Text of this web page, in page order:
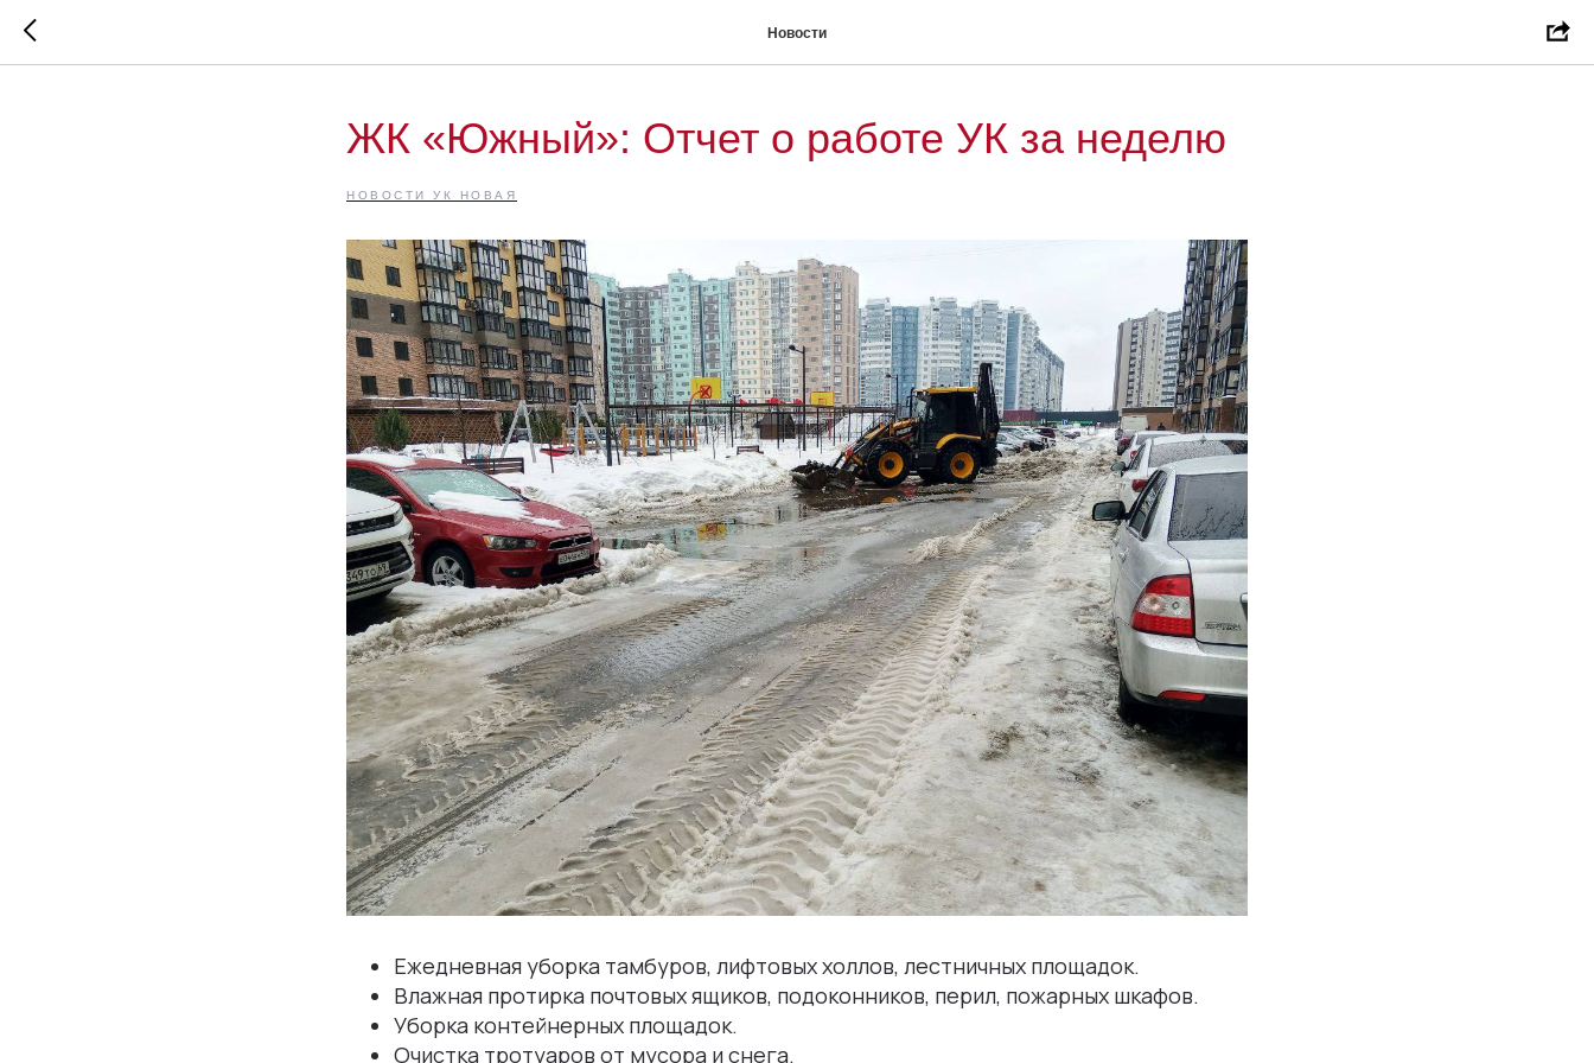
Новости
ЖК «Южный»: Отчет о работе УК за неделю
НОВОСТИ УК НОВАЯ
Ежедневная уборка тамбуров, лифтовых холлов, лестничных площадок.
Влажная протирка почтовых ящиков, подоконников, перил, пожарных шкафов.
Уборка контейнерных площадок.
Очистка тротуаров от мусора и снега.